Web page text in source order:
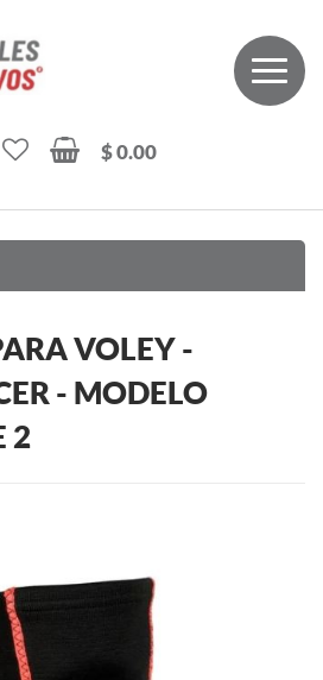
$ 0.00
VOLEY -
- MODELO
2